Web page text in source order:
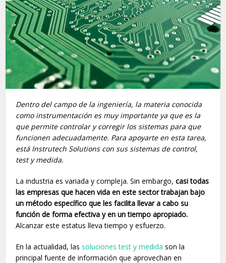
Dentro del campo de la ingeniería, la materia conocida
como instrumentación es muy importante ya que es la
que permite controlar y corregir los sistemas para que
funcionen adecuadamente. Para apoyarte en esta tarea,
está Instrutech Solutions con sus sistemas de control,
test y medida.
La industria es variada y compleja. Sin embargo,casi todas
las empresas que hacen vida en este sector trabajan bajo
un método específico que les facilita llevar a cabo su
función de forma efectiva y en un tiempo apropiado.
Alcanzar este estatus lleva tiempo y esfuerzo.
En la actualidad, las soluciones test y medida son la
principal fuente de información que aprovechan en